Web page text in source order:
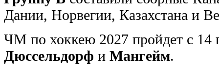
Дании, Норвегии, Казахстана и
ЧМ по хоккею 2027 пройдет с 14
Дюссельдорф и Мангейм.